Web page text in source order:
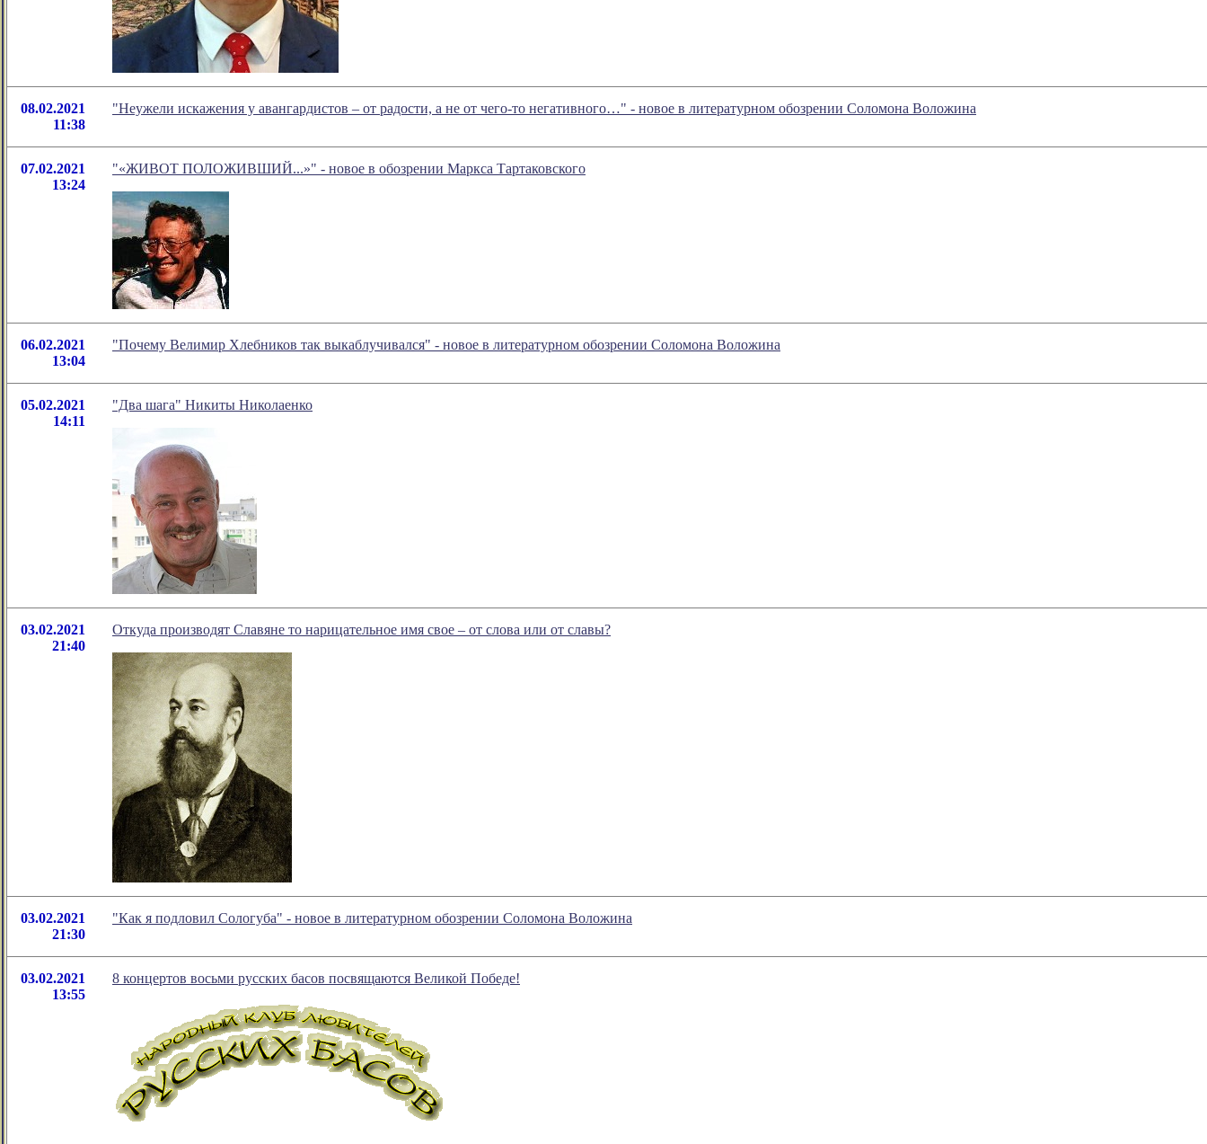
08.02.2021
11:38
"Неужели искажения у авангардистов – от радости, а не от чего-то негативного…" - новое в литературном обозрении Соломона Воложина
07.02.2021
13:24
"«ЖИВОТ ПОЛОЖИВШИЙ...»" - новое в обозрении Маркса Тартаковского
06.02.2021
13:04
"Почему Велимир Хлебников так выкаблучивался" - новое в литературном обозрении Соломона Воложина
05.02.2021
14:11
"Два шага" Никиты Николаенко
03.02.2021
21:40
Откуда производят Славяне то нарицательное имя свое – от слова или от славы?
03.02.2021
21:30
"Как я подловил Сологуба" - новое в литературном обозрении Соломона Воложина
03.02.2021
13:55
8 концертов восьми русских басов посвящаются Великой Победе!